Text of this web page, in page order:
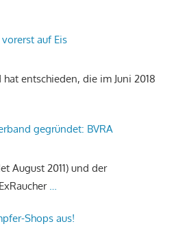
auf Eis
entschieden, die im Juni 2018
gegründet: BVRA
August 2011) und der
Shops aus!